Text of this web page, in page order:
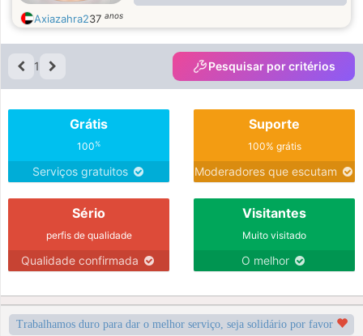
Axiazahra237 anos
1 Pesquisar por critérios
Grátis
100%
Serviços gratuitos
Suporte
100% grátis
Moderadores que escutam
Sério
perfis de qualidade
Qualidade confirmada
Visitantes
Muito visitado
O melhor
Trabalhamos duro para dar o melhor serviço, seja solidário por favor